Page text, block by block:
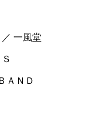
一風堂
ＡＮＤ